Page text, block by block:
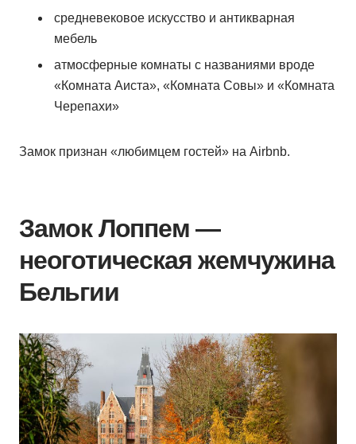
средневековое искусство и антикварная
мебель
атмосферные комнаты с названиями вроде
«Комната Аиста», «Комната Совы» и «Комната
Черепахи»
Замок признан «любимцем гостей» на Airbnb.
Замок Лоппем —
неоготическая жемчужина
Бельгии